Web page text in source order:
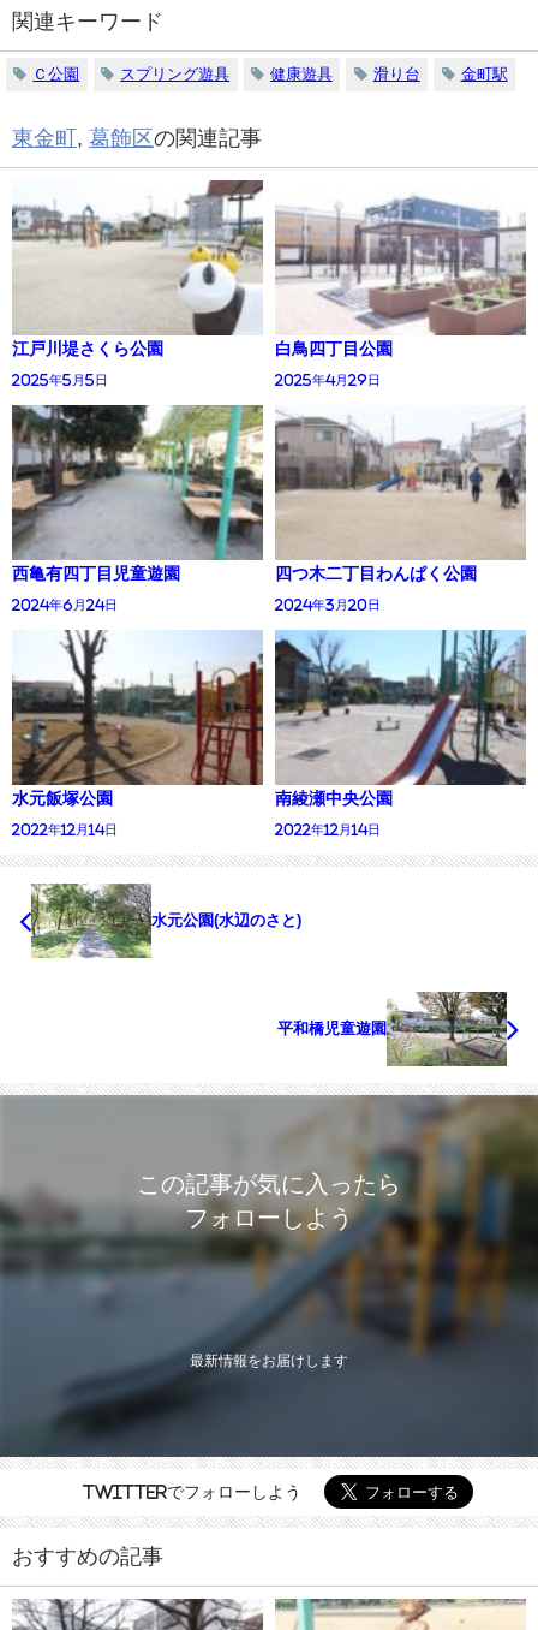
関連キーワード
Ｃ公園 スプリング遊具 健康遊具 滑り台 金町駅
東金町 葛飾区の関連記事
江戸川堤さくら公園
2025年5月5日
白鳥四丁目公園
2025年4月29日
西亀有四丁目児童遊園
2024年6月24日
四つ木二丁目わんぱく公園
2024年3月20日
水元飯塚公園
2022年12月14日
南綾瀬中央公園
2022年12月14日
水元公園(水辺のさと)
平和橋児童遊園
この記事が気に入ったら
フォローしよう
最新情報をお届けします
Twitterでフォローしよう
おすすめの記事